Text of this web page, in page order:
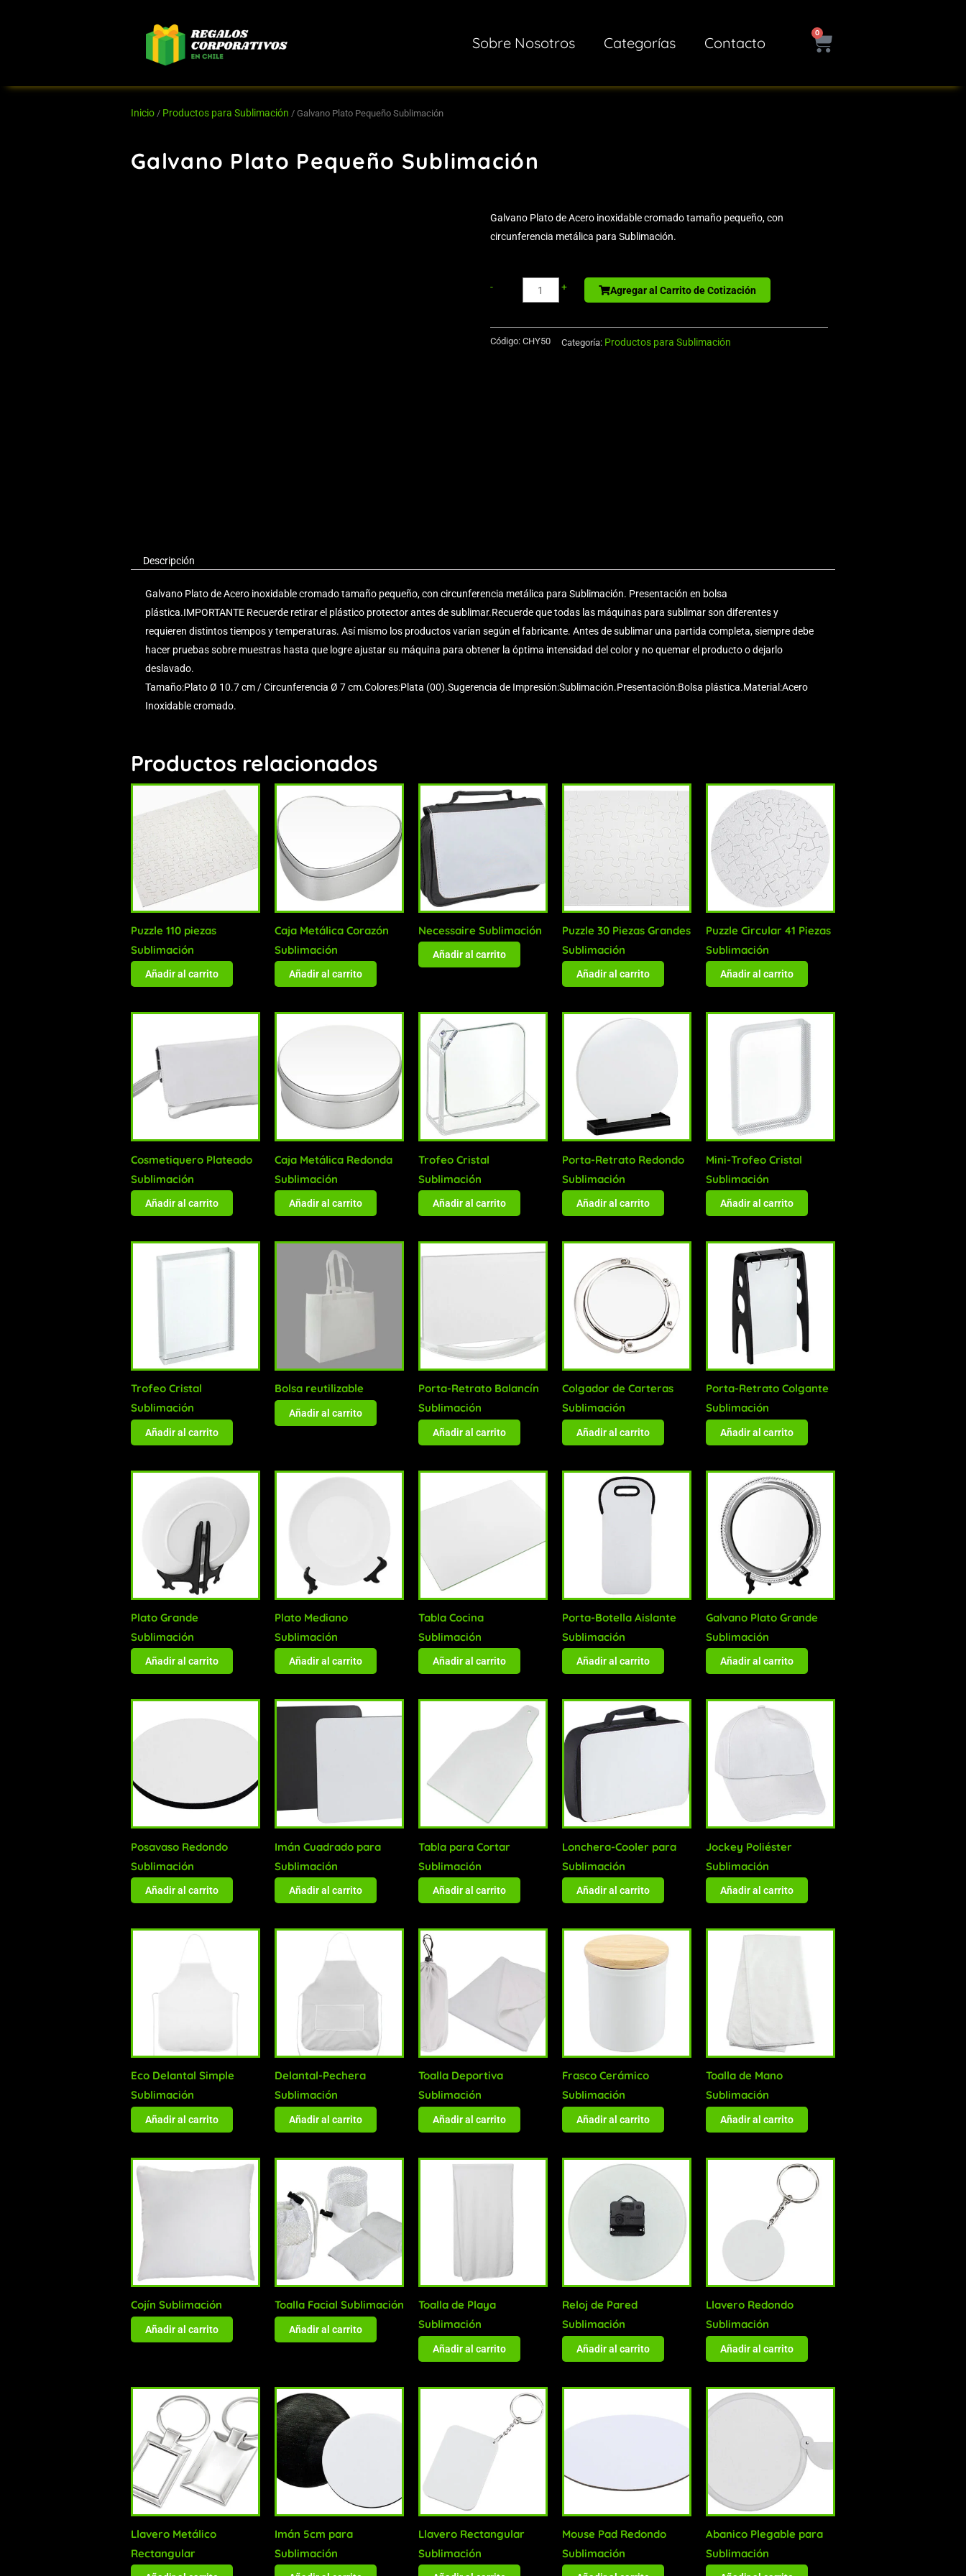
Sobre Nosotros Categorías Contacto
0
Cart
Inicio / Productos para Sublimación / Galvano Plato Pequeño Sublimación
Galvano Plato Pequeño Sublimación
Galvano Plato de Acero inoxidable cromado tamaño pequeño, con
circunferencia metálica para Sublimación.
-
de
+ Agregar al Carrito de Cotización
Código: CHY50 Categoría: Productos para Sublimación
Descripción
Galvano Plato de Acero inoxidable cromado tamaño pequeño, con circunferencia metálica para Sublimación. Presentación en bolsa
plástica.IMPORTANTE Recuerde retirar el plástico protector antes de sublimar.Recuerde que todas las máquinas para sublimar son diferentes y
requieren distintos tiempos y temperaturas. Así mismo los productos varían según el fabricante. Antes de sublimar una partida completa, siempre debe
hacer pruebas sobre muestras hasta que logre ajustar su máquina para obtener la óptima intensidad del color y no quemar el producto o dejarlo
deslavado.
Tamaño:Plato Ø 10.7 cm / Circunferencia Ø 7 cm.Colores:Plata (00).Sugerencia de Impresión:Sublimación.Presentación:Bolsa plástica.Material:Acero
Inoxidable cromado.
Productos relacionados
Puzzle 110 piezas
Sublimación
Añadir al carrito
Caja Metálica Corazón
Sublimación
Añadir al carrito
Necessaire Sublimación
Añadir al carrito
Puzzle 30 Piezas Grandes
Sublimación
Añadir al carrito
Puzzle Circular 41 Piezas
Sublimación
Añadir al carrito
Cosmetiquero Plateado
Sublimación
Añadir al carrito
Caja Metálica Redonda
Sublimación
Añadir al carrito
Trofeo Cristal
Sublimación
Añadir al carrito
Porta-Retrato Redondo
Sublimación
Añadir al carrito
Mini-Trofeo Cristal
Sublimación
Añadir al carrito
Trofeo Cristal
Sublimación
Añadir al carrito
Bolsa reutilizable
Añadir al carrito
Porta-Retrato Balancín
Sublimación
Añadir al carrito
Colgador de Carteras
Sublimación
Añadir al carrito
Porta-Retrato Colgante
Sublimación
Añadir al carrito
Plato Grande
Sublimación
Añadir al carrito
Plato Mediano
Sublimación
Añadir al carrito
Tabla Cocina
Sublimación
Añadir al carrito
Porta-Botella Aislante
Sublimación
Añadir al carrito
Galvano Plato Grande
Sublimación
Añadir al carrito
Posavaso Redondo
Sublimación
Añadir al carrito
Imán Cuadrado para
Sublimación
Añadir al carrito
Tabla para Cortar
Sublimación
Añadir al carrito
Lonchera-Cooler para
Sublimación
Añadir al carrito
Jockey Poliéster
Sublimación
Añadir al carrito
Eco Delantal Simple
Sublimación
Añadir al carrito
Delantal-Pechera
Sublimación
Añadir al carrito
Toalla Deportiva
Sublimación
Añadir al carrito
Frasco Cerámico
Sublimación
Añadir al carrito
Toalla de Mano
Sublimación
Añadir al carrito
Cojín Sublimación
Añadir al carrito
Toalla Facial Sublimación
Añadir al carrito
Toalla de Playa
Sublimación
Añadir al carrito
Reloj de Pared
Sublimación
Añadir al carrito
Llavero Redondo
Sublimación
Añadir al carrito
Llavero Metálico
Rectangular
Imán 5cm para
Sublimación
Llavero Rectangular
Sublimación
Mouse Pad Redondo
Sublimación
Abanico Plegable para
Sublimación